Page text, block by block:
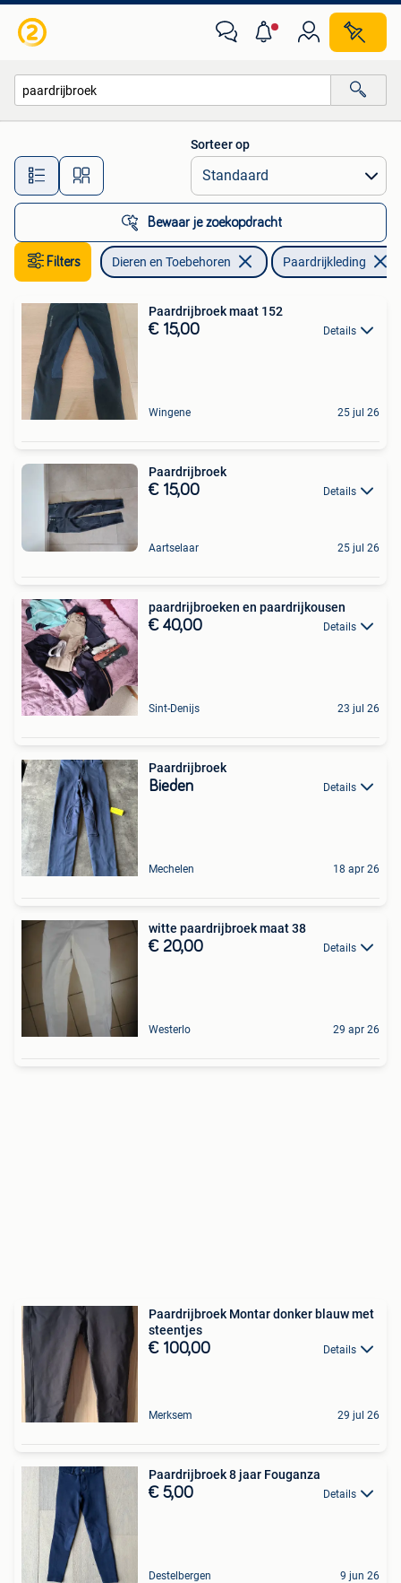
Alle afstanden…
Sorteer op
Bewaar je zoekopdracht
Filters Dieren en Toebehoren Paardrijkleding
Paardrijbroek maat 152
€ 15,00 Details
Wingene 25 jul 26
Paardrijbroek
€ 15,00 Details
Aartselaar 25 jul 26
paardrijbroeken en paardrijkousen
€ 40,00 Details
Sint-Denijs 23 jul 26
Paardrijbroek
Bieden Details
Mechelen 18 apr 26
witte paardrijbroek maat 38
€ 20,00 Details
Westerlo 29 apr 26
Paardrijbroek Montar donker blauw met
steentjes
€ 100,00 Details
Merksem 29 jul 26
Paardrijbroek 8 jaar Fouganza
€ 5,00 Details
Destelbergen 9 jun 26